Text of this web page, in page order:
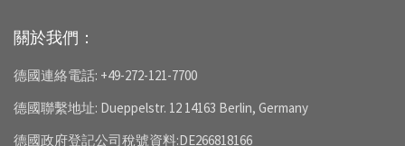
關於我們：
德國連絡電話: +49-272-121-7700
德國聯繫地址: Dueppelstr. 12 14163 Berlin, Germany
德國政府登記公司稅號資料:DE266818166